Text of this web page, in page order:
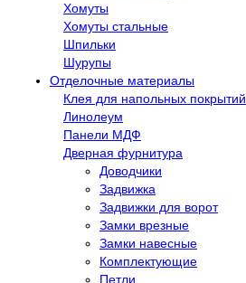
Хомуты
Хомуты стальные
Шпильки
Шурупы
Отделочные материалы
Клея для напольных покрытий
Линолеум
Панели МДФ
Дверная фурнитура
Доводчики
Задвижка
Задвижки для ворот
Замки врезные
Замки навесные
Комплектующие
Петли